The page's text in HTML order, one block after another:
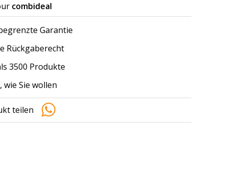
combideal
Garantie
Rückgaberecht
3500 Produkte
wie Sie wollen
teilen